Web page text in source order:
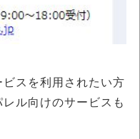
スを利用されたい方
ル向けのサービスも